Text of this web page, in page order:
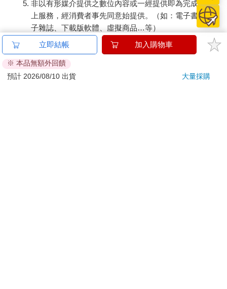
非以有形媒介提供之數位內容或一經提供即為完成之線
上服務，經消費者事先同意始提供。（如：電子書、電
子雜誌、下載版軟體、虛擬商品…等）
已拆封之個人衛生用品。（如：內衣褲、刮鬍刀、除毛
刀…等）
若非上列種類商品，均享有到貨7天的猶豫期（含例假
日）。
立即結帳 加入購物車
※ 本品無額外回饋
預計 2026/08/10 出貨
大量採購